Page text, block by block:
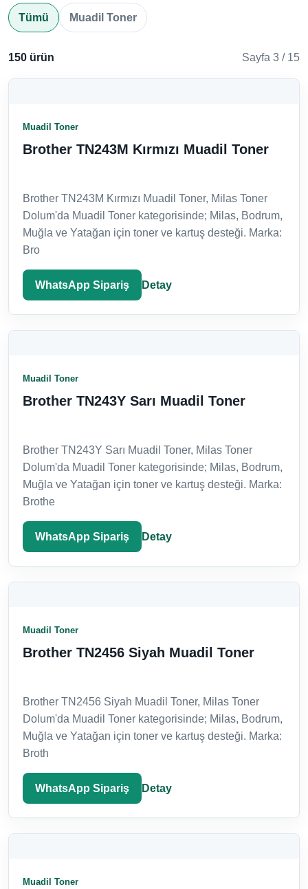
Tümü Muadil Toner
150 ürün Sayfa 3 / 15
Muadil Toner
Brother TN243M Kırmızı Muadil Toner
Brother TN243M Kırmızı Muadil Toner, Milas Toner
Dolum'da Muadil Toner kategorisinde; Milas, Bodrum,
Muğla ve Yatağan için toner ve kartuş desteği. Marka:
Bro
WhatsApp Sipariş Detay
Muadil Toner
Brother TN243Y Sarı Muadil Toner
Brother TN243Y Sarı Muadil Toner, Milas Toner
Dolum'da Muadil Toner kategorisinde; Milas, Bodrum,
Muğla ve Yatağan için toner ve kartuş desteği. Marka:
Brothe
WhatsApp Sipariş Detay
Muadil Toner
Brother TN2456 Siyah Muadil Toner
Brother TN2456 Siyah Muadil Toner, Milas Toner
Dolum'da Muadil Toner kategorisinde; Milas, Bodrum,
Muğla ve Yatağan için toner ve kartuş desteği. Marka:
Broth
WhatsApp Sipariş Detay
Muadil Toner